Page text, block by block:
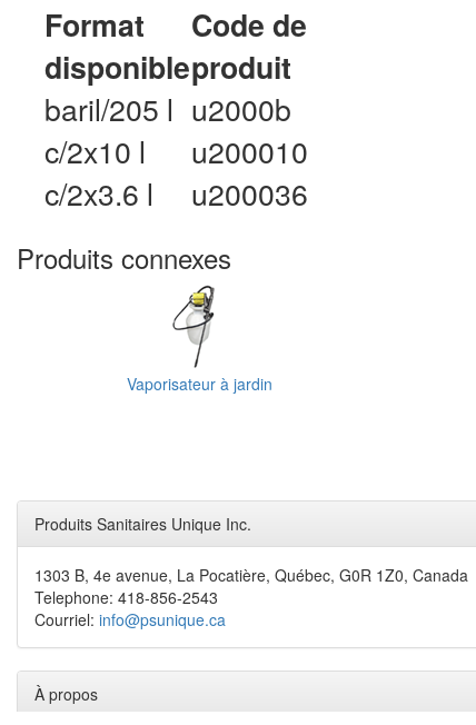
Format
disponible
Code de
produit
baril/205 l u2000b
c/2x10 l
u200010
c/2x3.6 l
u200036
Produits connexes
Vaporisateur à jardin
Produits Sanitaires Unique Inc.
1303 B, 4e avenue, La Pocatière, Québec, G0R 1Z0, Canada
Telephone: 418-856-2543
Courriel: info@psunique.ca
À propos